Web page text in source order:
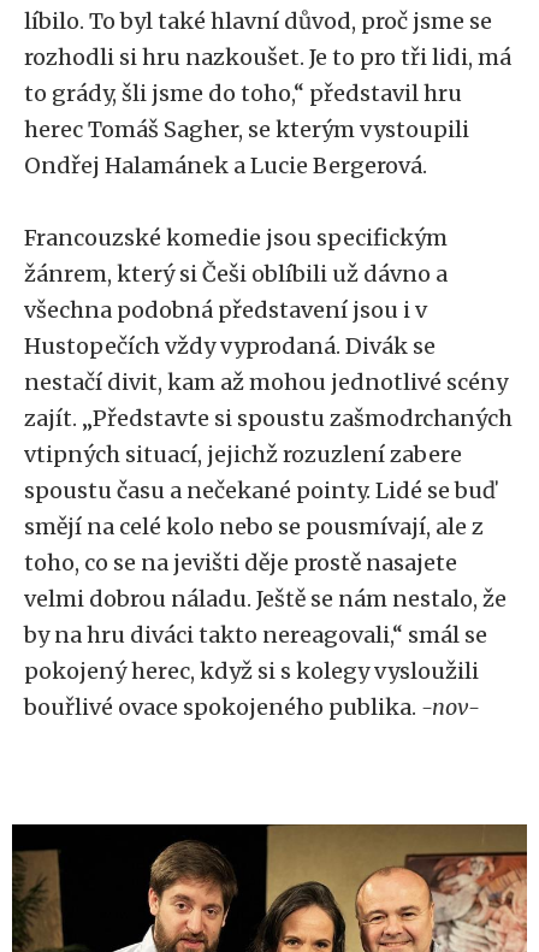
líbilo. To byl také hlavní důvod, proč jsme se
rozhodli si hru nazkoušet. Je to pro tři lidi, má
to grády, šli jsme do toho,“ představil hru
herec Tomáš Sagher, se kterým vystoupili
Ondřej Halamánek a Lucie Bergerová.
Francouzské komedie jsou specifickým
žánrem, který si Češi oblíbili už dávno a
všechna podobná představení jsou i v
Hustopečích vždy vyprodaná. Divák se
nestačí divit, kam až mohou jednotlivé scény
zajít. „Představte si spoustu zašmodrchaných
vtipných situací, jejichž rozuzlení zabere
spoustu času a nečekané pointy. Lidé se buď
smějí na celé kolo nebo se pousmívají, ale z
toho, co se na jevišti děje prostě nasajete
velmi dobrou náladu. Ještě se nám nestalo, že
by na hru diváci takto nereagovali,“ smál se
pokojený herec, když si s kolegy vysloužili
bouřlivé ovace spokojeného publika. -nov-